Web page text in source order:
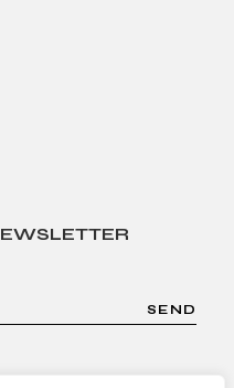
SEND